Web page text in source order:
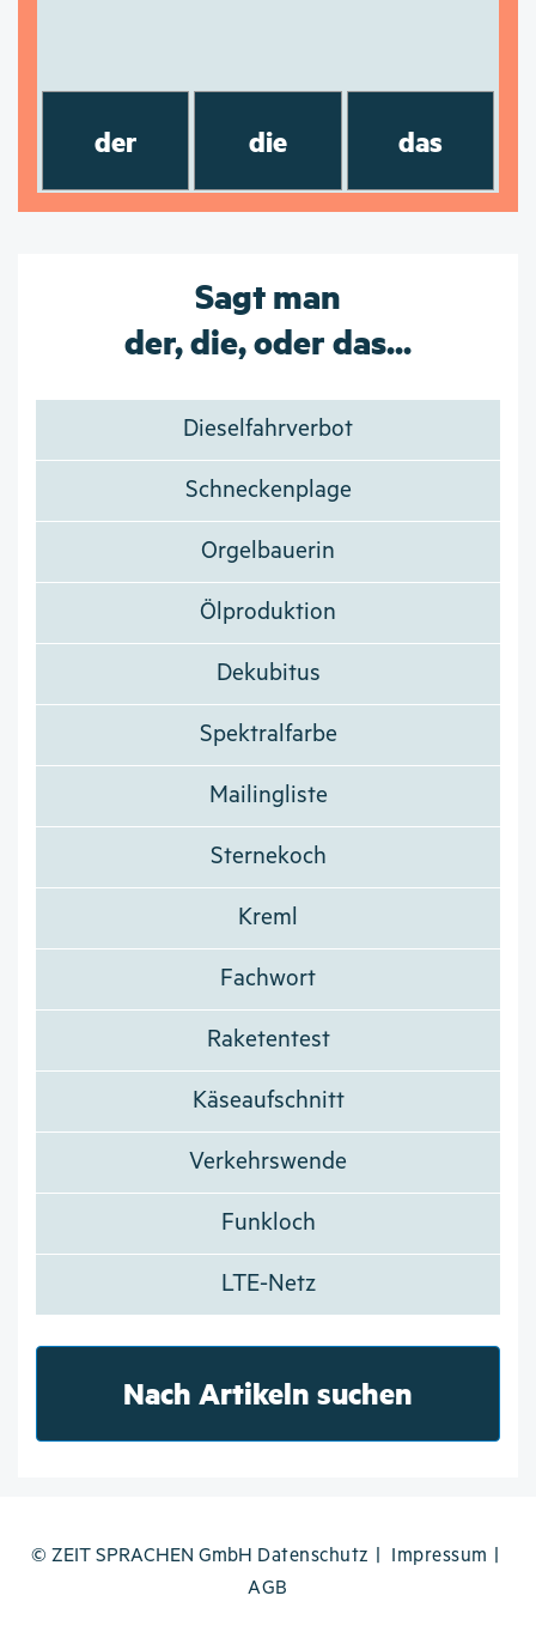
der die das
Sagt man
der, die, oder das...
Dieselfahrverbot
Schneckenplage
Orgelbauerin
Ölproduktion
Dekubitus
Spektralfarbe
Mailingliste
Sternekoch
Kreml
Fachwort
Raketentest
Käseaufschnitt
Verkehrswende
Funkloch
LTE-Netz
Nach Artikeln suchen
© ZEIT SPRACHEN GmbH Datenschutz
Impressum
AGB